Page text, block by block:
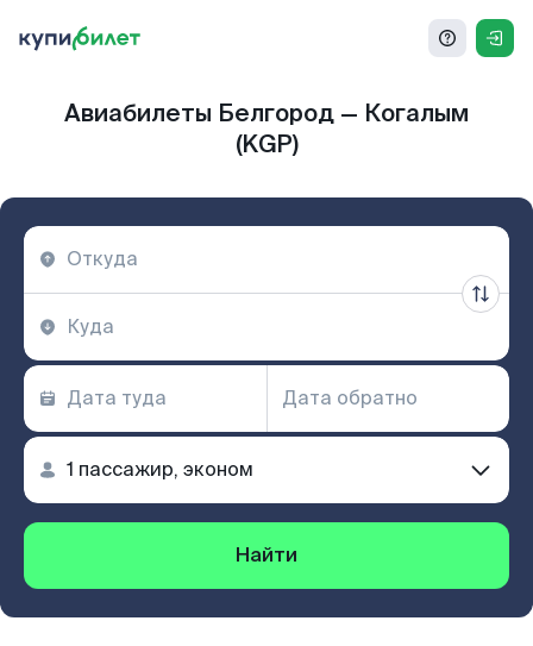
Авиабилеты Белгород — Когалым
(KGP)
Найти